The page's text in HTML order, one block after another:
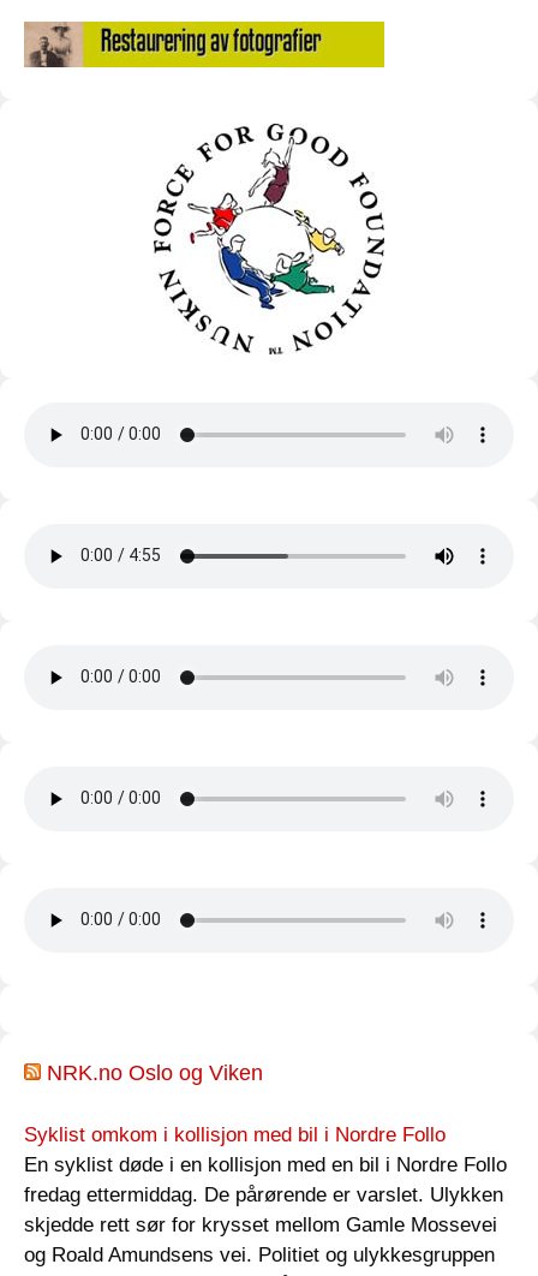
NRK.no Oslo og Viken
Syklist omkom i kollisjon med bil i Nordre Follo
En syklist døde i en kollisjon med en bil i Nordre Follo
fredag ettermiddag. De pårørende er varslet. Ulykken
skjedde rett sør for krysset mellom Gamle Mossevei
og Roald Amundsens vei. Politiet og ulykkesgruppen